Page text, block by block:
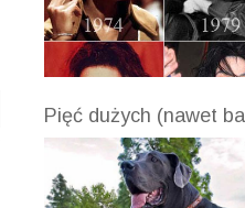
Pięć dużych (nawet